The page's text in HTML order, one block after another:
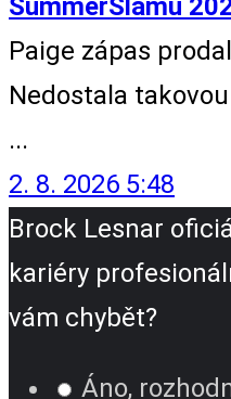
Paige zápas
Nedostala
...
2. 8. 2026 5:48
Brock Lesnar
kariéry
vám chybět?
Áno,